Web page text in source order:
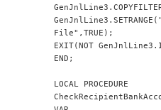
File",TRUE);
EXIT(NOT
END;
LOCAL PROCEDURE